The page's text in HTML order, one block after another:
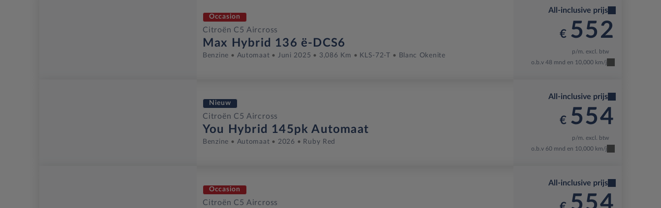
Occasion
Citroën C5 Aircross
Max Hybrid 136 ë-DCS6
Benzine Automaat Juni 2025 3,086 Km KLS-72-T Blanc Okenite
All-inclusive prijs
€ 552
p/m. excl. btw
o.b.v 48 mnd en 10,000 km/j
Nieuw
Citroën C5 Aircross
You Hybrid 145pk Automaat
Benzine Automaat 2026 Ruby Red
All-inclusive prijs
€ 554
p/m. excl. btw
o.b.v 60 mnd en 10,000 km/j
Occasion
Citroën C5 Aircross
All-inclusive prijs
554